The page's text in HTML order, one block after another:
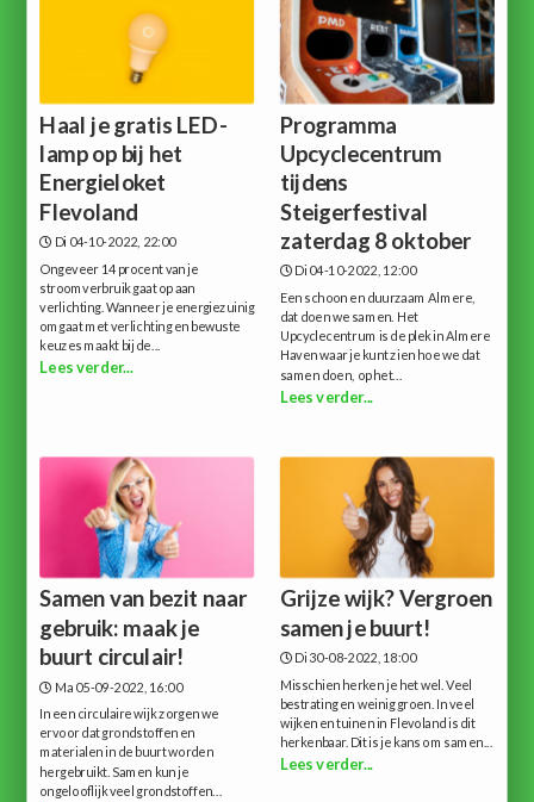
Haal je gratis LED-
lamp op bij het
Energieloket
Flevoland
Di 04-10-2022, 22:00
Ongeveer 14 procent van je
stroomverbruik gaat op aan
verlichting. Wanneer je energiezuinig
omgaat met verlichting en bewuste
keuzes maakt bij de...
Lees verder...
Programma
Upcyclecentrum
tijdens
Steigerfestival
zaterdag 8 oktober
Di 04-10-2022, 12:00
Een schoon en duurzaam Almere,
dat doen we samen. Het
Upcyclecentrum is de plek in Almere
Haven waar je kunt zien hoe we dat
samen doen, op het...
Lees verder...
Samen van bezit naar
gebruik: maak je
buurt circulair!
Ma 05-09-2022, 16:00
In een circulaire wijk zorgen we
ervoor dat grondstoffen en
materialen in de buurt worden
hergebruikt. Samen kun je
ongelooflijk veel grondstoffen...
Grijze wijk? Vergroen
samen je buurt!
Di 30-08-2022, 18:00
Misschien herken je het wel. Veel
bestrating en weinig groen. In veel
wijken en tuinen in Flevoland is dit
herkenbaar. Dit is je kans om samen...
Lees verder...